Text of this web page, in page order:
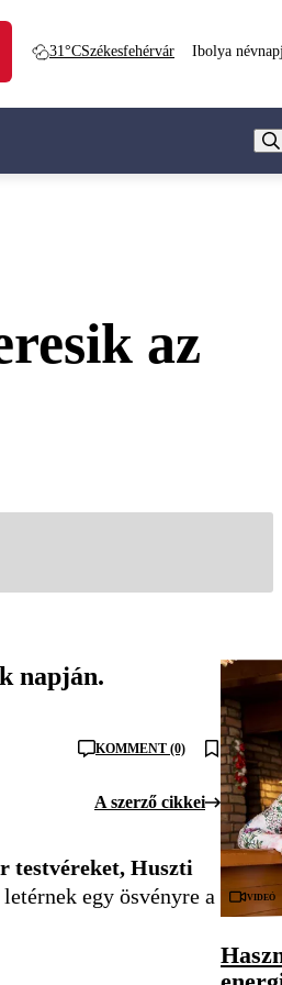
31°CSzékesfehérvár Ibolya
az
napján.
KOMMENT (0)
A szerző cikkei
testvéreket, Huszti
egy ösvényre a
Videó